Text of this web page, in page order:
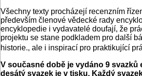
Všechny texty procházejí recenzním
především členové vědecké rady
encyklopedie i vydavatelé doufají, že
projektu se stane podkladem pro další
historie., ale i inspirací pro praktikující
V současné době je vydáno 9 svazků
desátý svazek je v tisku. Každý